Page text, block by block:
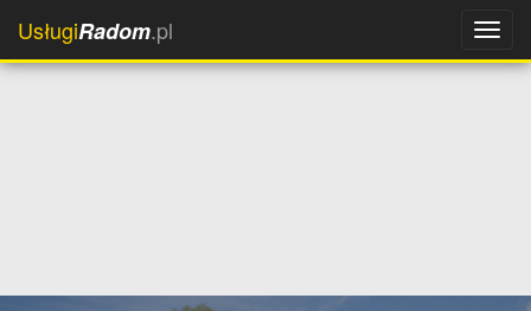
UsługiRadom.pl